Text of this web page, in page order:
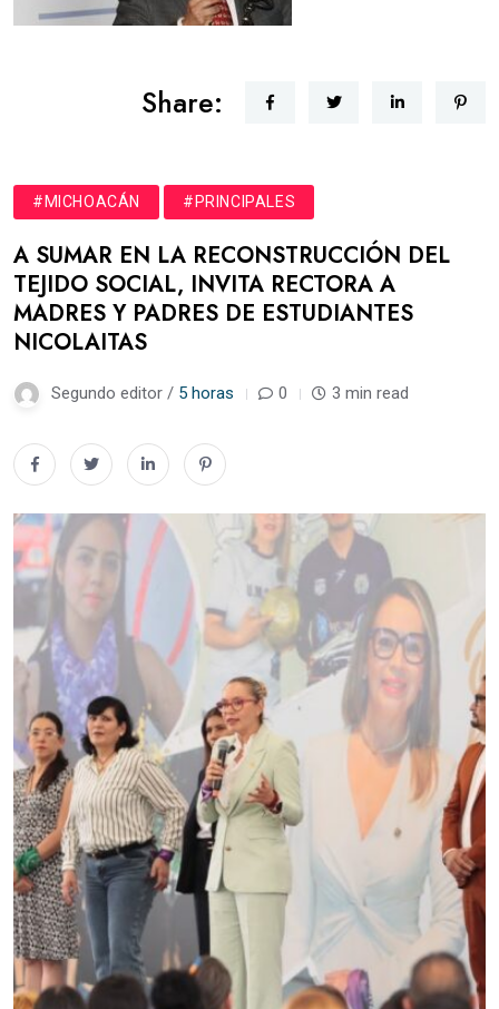
Share:
#MICHOACÁN #PRINCIPALES
A SUMAR EN LA RECONSTRUCCIÓN DEL
TEJIDO SOCIAL, INVITA RECTORA A
MADRES Y PADRES DE ESTUDIANTES
NICOLAITAS
Segundo editor / 5 horas 0 3 min read